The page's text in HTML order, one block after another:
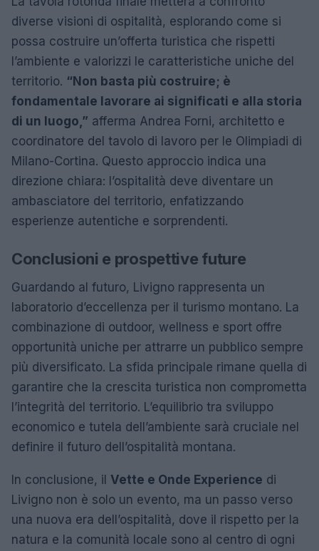
diverse visioni di ospitalità, esplorando come si
possa costruire un’offerta turistica che rispetti
l’ambiente e valorizzi le caratteristiche uniche del
territorio. “Non basta più costruire; è
fondamentale lavorare ai significati e alla storia
di un luogo,” afferma Andrea Forni, architetto e
coordinatore del tavolo di lavoro per le Olimpiadi di
Milano-Cortina. Questo approccio indica una
direzione chiara: l’ospitalità deve diventare un
ambasciatore del territorio, enfatizzando
esperienze autentiche e sorprendenti.
Conclusioni e prospettive future
Guardando al futuro, Livigno rappresenta un
laboratorio d’eccellenza per il turismo montano. La
combinazione di outdoor, wellness e sport offre
opportunità uniche per attrarre un pubblico sempre
più diversificato. La sfida principale rimane quella di
garantire che la crescita turistica non comprometta
l’integrità del territorio. L’equilibrio tra sviluppo
economico e tutela dell’ambiente sarà cruciale nel
definire il futuro dell’ospitalità montana.
In conclusione, il Vette e Onde Experience di
Livigno non è solo un evento, ma un passo verso
una nuova era dell’ospitalità, dove il rispetto per la
natura e la comunità locale sono al centro di ogni